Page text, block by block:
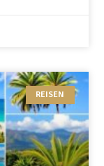
REISEN